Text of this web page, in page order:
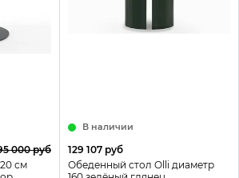
000 руб
см
В наличии
129 107 руб
Обеденный стол Olli диаметр